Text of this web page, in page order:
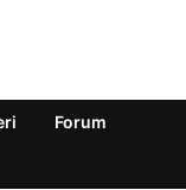
Forum